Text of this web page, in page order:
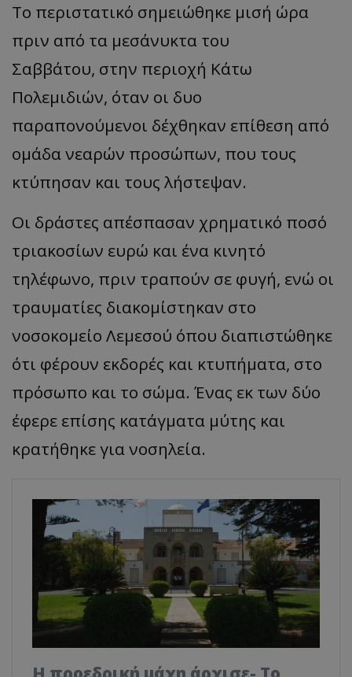
Το περιστατικό σημειώθηκε μισή ώρα
πριν από τα μεσάνυκτα του
Σαββάτου, στην περιοχή Κάτω
Πολεμιδιών, όταν οι δυο
παραπονούμενοι δέχθηκαν επίθεση από
ομάδα νεαρών προσώπων, που τους
κτύπησαν και τους λήστεψαν.
Οι δράστες απέσπασαν χρηματικό ποσό
τριακοσίων ευρώ και ένα κινητό
τηλέφωνο, πριν τραπούν σε φυγή, ενώ οι
τραυματίες διακομίστηκαν στο
νοσοκομείο Λεμεσού όπου διαπιστώθηκε
ότι φέρουν εκδορές και κτυπήματα, στο
πρόσωπο και το σώμα. Ένας εκ των δύο
έφερε επίσης κατάγματα μύτης και
κρατήθηκε για νοσηλεία.